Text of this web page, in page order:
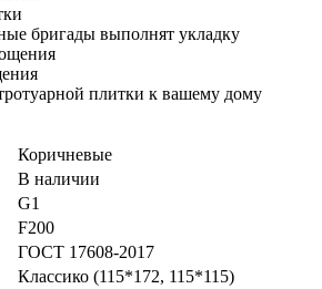
бригады выполнят укладку
плитки к вашему дому
Коричневые
В наличии
G1
F200
ГОСТ 17608-2017
Классико (115*172, 115*115)